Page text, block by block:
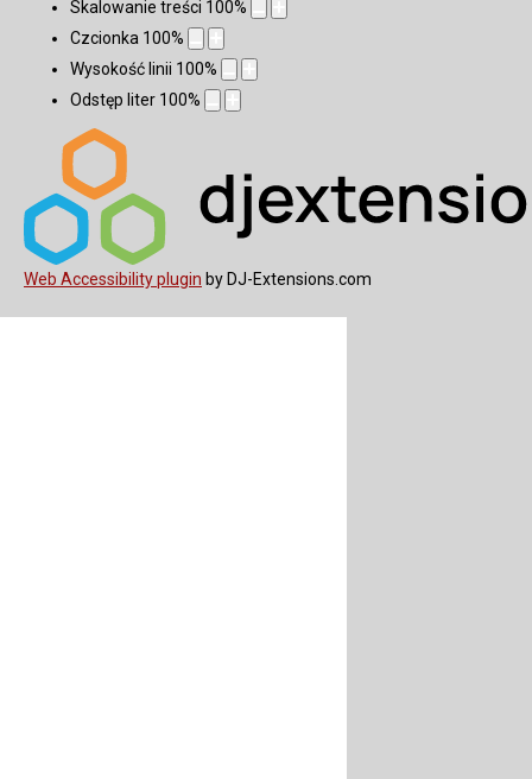
Skalowanie treści 100%
Czcionka 100%
Wysokość linii 100%
Odstęp liter 100%
Web Accessibility plugin by DJ-Extensions.com